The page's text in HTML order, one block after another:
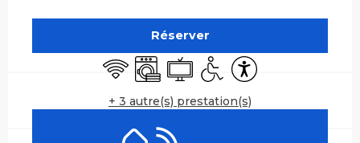
Réserver
WiFi Lave lingeTélévisionAccès handicapés
Accessibilité
+ 3 autre(s) prestation(s)